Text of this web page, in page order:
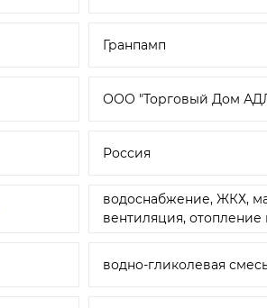
Гранпамп
ООО "Торговый Дом
Россия
водоснабжение, ЖКХ,
вентиляция,
водно-гликолевая